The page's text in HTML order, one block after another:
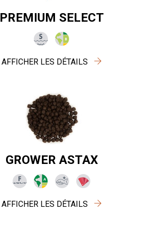
PREMIUM SELECT
AFFICHER LES DÉTAILS
GROWER ASTAX
AFFICHER LES DÉTAILS